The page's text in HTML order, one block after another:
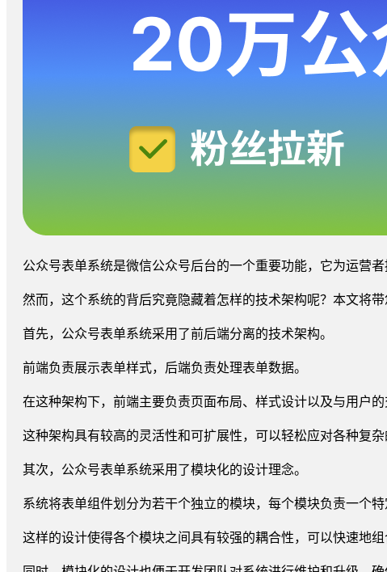
公众号表单系统是微信公众号后台的一个重要功能，它为运营
然而，这个系统的背后究竟隐藏着怎样的技术架构呢？本文将带
首先，公众号表单系统采用了前后端分离的技术架构。
前端负责展示表单样式，后端负责处理表单数据。
在这种架构下，前端主要负责页面布局、样式设计以及与用户
这种架构具有较高的灵活性和可扩展性，可以轻松应对各种复杂
其次，公众号表单系统采用了模块化的设计理念。
系统将表单组件划分为若干个独立的模块，每个模块负责一个特
这样的设计使得各个模块之间具有较强的耦合性，可以快速地组